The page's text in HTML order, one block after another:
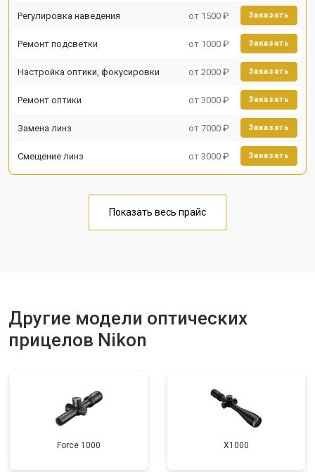
Регулировка наведения от 1500 ₽ Заказать
Ремонт подсветки от 1000 ₽ Заказать
Настройка оптики, фокусировки от 2000 ₽ Заказать
Ремонт оптики от 3000 ₽ Заказать
Замена линз от 7000 ₽ Заказать
Смещение линз от 3000 ₽ Заказать
Показать весь прайс
Другие модели оптических
прицелов Nikon
Force 1000 X1000